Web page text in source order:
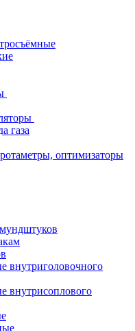
газа
оптимизаторы
внутриголовочного
внутрисоплового